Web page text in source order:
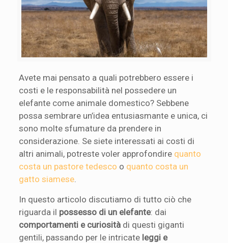
Avete mai pensato a quali potrebbero essere i
costi e le responsabilità nel possedere un
elefante come animale domestico? Sebbene
possa sembrare un’idea entusiasmante e unica, ci
sono molte sfumature da prendere in
considerazione. Se siete interessati ai costi di
altri animali, potreste voler approfondire quanto
costa un pastore tedesco o quanto costa un
gatto siamese
In questo articolo discutiamo di tutto ciò che
riguarda il possesso di un elefante: dai
comportamenti e curiosità di questi giganti
gentili, passando per le intricate leggi e